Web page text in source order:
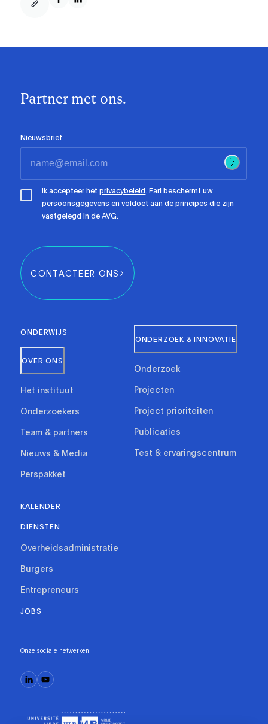
Partner met ons.
Nieuwsbrief
Ik accepteer hetprivacybeleid. Fari beschermt uw
persoonsgegevens en voldoet aan de principes die zijn
vastgelegd in de AVG.
CONTACTEER ONS
ONDERWIJS
OVER ONS
Het instituut
Onderzoekers
Team & partners
Nieuws & Media
Perspakket
ONDERZOEK & INNOVATIE
Onderzoek
Projecten
Project prioriteiten
Publicaties
Test & ervaringscentrum
KALENDER
DIENSTEN
Overheidsadministratie
Burgers
Entrepreneurs
JOBS
Onze sociale netwerken